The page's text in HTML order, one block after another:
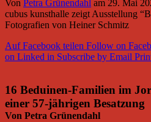
Von Petra Grünendahl am 29. Mai
cubus kunsthalle zeigt Ausstellung
Fotografien von Heiner Schmitz
Auf Facebook teilen Follow on
on Linked in Subscribe by Email
16 Beduinen-Familien im
einer 57-jährigen Besatzung
Von Petra Grünendahl